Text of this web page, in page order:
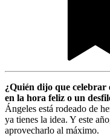
¿Quién dijo que
en la hora feliz o un
Ángeles está rodeado de
ya tienes la idea. Y este
aprovecharlo al máximo.